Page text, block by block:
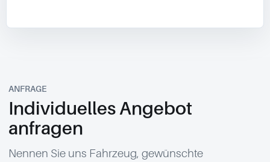
ANFRAGE
Individuelles Angebot
anfragen
Nennen Sie uns Fahrzeug, gewünschte